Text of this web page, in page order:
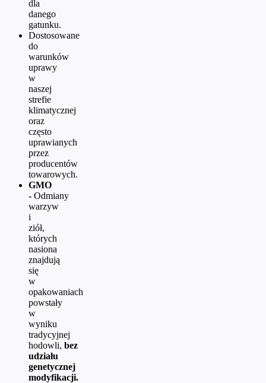
dla
danego
gatunku.
Dostosowane
do
warunków
uprawy
w
naszej
strefie
klimatycznej
oraz
często
uprawianych
przez
producentów
towarowych.
GMO
- Odmiany
warzyw
i
ziół,
których
nasiona
znajdują
się
w
opakowaniach
powstały
w
wyniku
tradycyjnej
hodowli, bez
udziału
genetycznej
modyfikacji.